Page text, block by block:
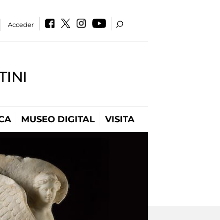
Acceder
MUSEO DIGITAL VISITA